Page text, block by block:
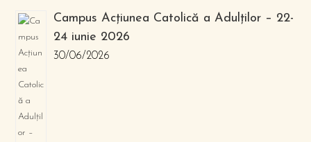
Campus Acțiunea Catolică a Adulților – 22-
24 iunie 2026
30/06/2026